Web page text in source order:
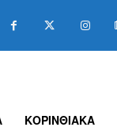
ΚΟΡΙΝΘΙΑΚΑ